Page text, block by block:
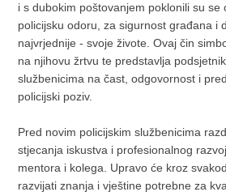
i s dubokim poštovanjem poklonili su se
policijsku odoru, za sigurnost građana i
najvrjednije - svoje živote. Ovaj čin
na njihovu žrtvu te predstavlja
službenicima na čast, odgovornost i
policijski poziv.
Pred novim policijskim službenicima
stjecanja iskustva i profesionalnog
mentora i kolega. Upravo će kroz
razvijati znanja i vještine potrebne za